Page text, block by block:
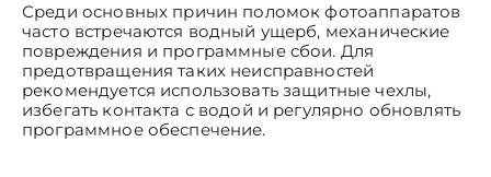
Среди основных причин поломок фотоаппаратов
часто встречаются водный ущерб, механические
повреждения и программные сбои. Для
предотвращения таких неисправностей
рекомендуется использовать защитные чехлы,
избегать контакта с водой и регулярно обновлять
программное обеспечение.